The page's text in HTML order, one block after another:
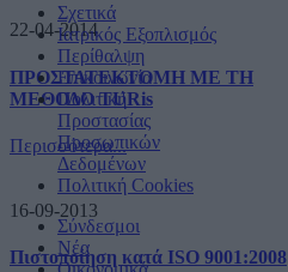
22-04-2014
ΠΡΟΣΤΑΤΕΚΤΟΜΗ ΜΕ ΤΗ
ΜΕΘΟΔΟ TURis
Περισσότερα...
16-09-2013
Πιστοποίηση κατά ISO 9001:2008
Σχετικά
Ιατρικός Εξοπλισμός
Περίθαλψη
Επικοινωνία
Πολιτική
Προστασίας
Προσωπικών
Δεδομένων
Πολιτική Cookies
Σύνδεσμοι
Νέα